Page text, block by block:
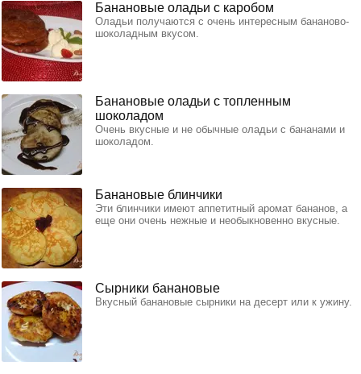
Банановые оладьи с каробом
Оладьи получаются с очень интересным бананово-
шоколадным вкусом.
Банановые оладьи с топленным
шоколадом
Очень вкусные и не обычные оладьи с бананами и
шоколадом.
Банановые блинчики
Эти блинчики имеют аппетитный аромат бананов, а
еще они очень нежные и необыкновенно вкусные.
Сырники банановые
Вкусный банановые сырники на десерт или к ужину.